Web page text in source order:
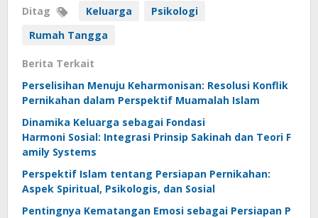
Ditag Keluarga
Psikologi
Rumah Tangga
Berita Terkait
Perselisihan Menuju Keharmonisan: Resolusi Konflik
Pernikahan dalam Perspektif Muamalah Islam
Dinamika Keluarga sebagai Fondasi
Harmoni Sosial: Integrasi Prinsip Sakinah dan Teori F
amily Systems
Perspektif Islam tentang Persiapan Pernikahan:
Aspek Spiritual, Psikologis, dan Sosial
Pentingnya Kematangan Emosi sebagai Persiapan P